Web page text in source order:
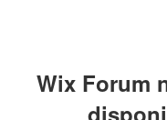
Wix Forum